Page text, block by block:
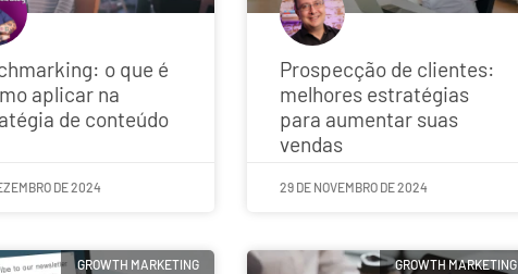
o que é
aplicar na
de conteúdo
DE 2024
Prospecção de clientes:
melhores estratégias
para aumentar suas
vendas
29 DE NOVEMBRO DE 2024
GROWTH MARKETING GROWTH MARKETING